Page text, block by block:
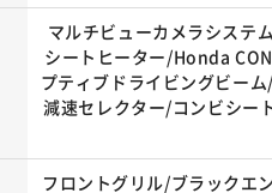
マルチビューカメラシステ
シートヒーター/Honda
プティブドライビングビー
減速セレクター/コンビシー
フロントグリル/ブラックエ